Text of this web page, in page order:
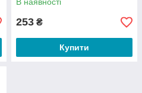
253 ₴
Купити